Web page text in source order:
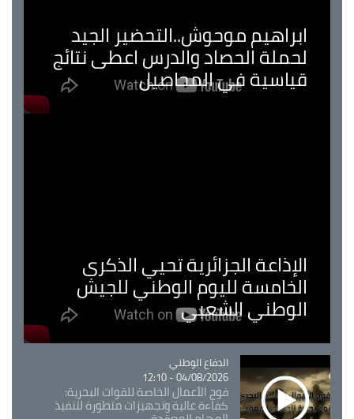
ابراهيم موحوش..التحضير الجيد
لحملة الحصاد والدرس اعطى نتائج
قياسية في المحاصيل
الإذاعة الجزائرية تحيي الذكرى
الخامسة لليوم الوطني للجيش
الوطني الشعبي
Catégorie
الدفاع الوطني
04/08/2026 - 12:10
فوج الأعمال الخاصة للقوات البحرية:
كفاءة عالية وتجهيزات متطورة لتنفيذ